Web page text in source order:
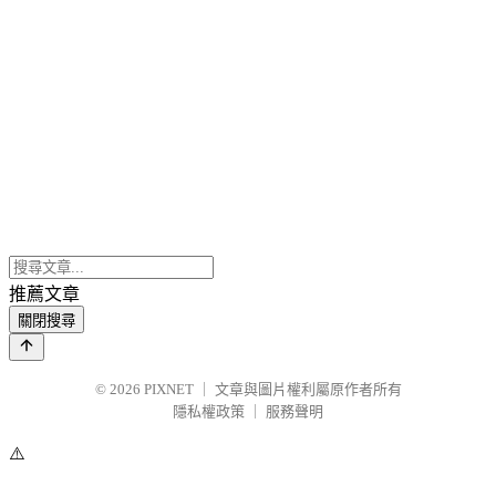
推薦文章
關閉搜尋
© 2026 PIXNET
文章與圖片權利屬原作者所有
隱私權政策
服務聲明
⚠️